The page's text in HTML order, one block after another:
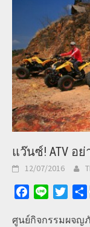
แว๊นซ์! ATV อย่
12/07/2016
Facebook
Line
ศูนย์กิจกรรมผจญ